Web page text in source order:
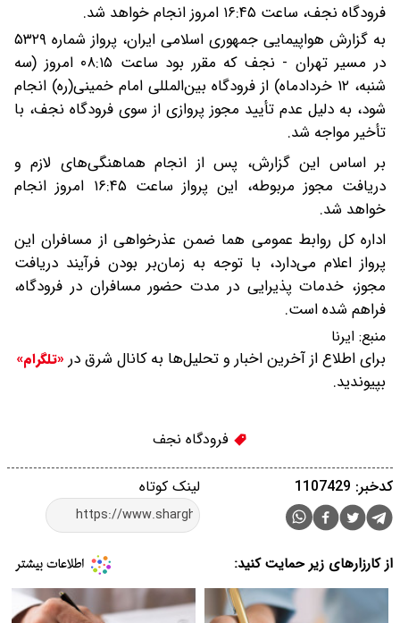
فرودگاه نجف، ساعت ۱۶:۴۵ امروز انجام خواهد شد.
به گزارش هواپیمایی جمهوری اسلامی ایران، پرواز شماره ۵۳۲۹
در مسیر تهران - نجف که مقرر بود ساعت ۰۸:۱۵ امروز (سه
شنبه، ۱۲ خردادماه) از فرودگاه بین‌المللی امام خمینی(ره) انجام
شود، به دلیل عدم تأیید مجوز پروازی از سوی فرودگاه نجف، با
تأخیر مواجه شد.
بر اساس این گزارش، پس از انجام هماهنگی‌های لازم و
دریافت مجوز مربوطه، این پرواز ساعت ۱۶:۴۵ امروز انجام
خواهد شد.
اداره‌ کل روابط عمومی هما ضمن عذرخواهی از مسافران این
پرواز اعلام می‌دارد، با توجه به زمان‌بر بودن فرآیند دریافت
مجوز، خدمات پذیرایی در مدت حضور مسافران در فرودگاه،
فراهم شده است.
منبع: ایرنا
برای اطلاع از آخرین اخبار و تحلیل‌ها به کانال شرق در «تلگرام»
بپیوندید.
فرودگاه نجف
لینک کوتاه کدخبر: 1107429
از کارزارهای زیر حمایت کنید: